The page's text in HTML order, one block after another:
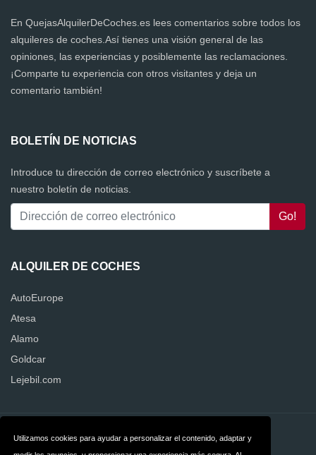
Utilizamos cookies para ayudar a personalizar el contenido, adaptar y
En QuejasAlquilerDeCoches.es lees comentarios sobre todos los
alquileres de coches.Así tienes una visión general de las
opiniones, las experiencias y posiblemente las reclamaciones.
¡Comparte tu experiencia con otros visitantes y deja un
comentario también!
BOLETÍN DE NOTICIAS
Introduce tu dirección de correo electrónico y suscríbete a
nuestro boletín de noticias.
ALQUILER DE COCHES
AutoEurope
Atesa
Alamo
Goldcar
Lejebil.com
Contacto Privacidad